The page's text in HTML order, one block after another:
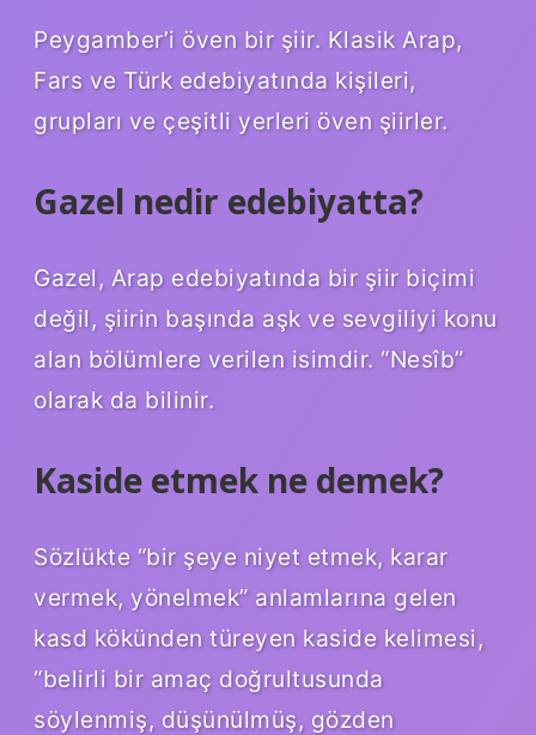
Peygamber’i öven bir şiir. Klasik Arap,
Fars ve Türk edebiyatında kişileri,
grupları ve çeşitli yerleri öven şiirler.
Gazel nedir edebiyatta?
Gazel, Arap edebiyatında bir şiir biçimi
değil, şiirin başında aşk ve sevgiliyi konu
alan bölümlere verilen isimdir. “Nesîb”
olarak da bilinir.
Kaside etmek ne demek?
Sözlükte “bir şeye niyet etmek, karar
vermek, yönelmek” anlamlarına gelen
kasd kökünden türeyen kaside kelimesi,
“belirli bir amaç doğrultusunda
söylenmiş, düşünülmüş, gözden